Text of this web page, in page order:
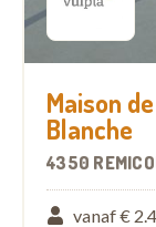
Maison
Blanche
4350
vanaf €